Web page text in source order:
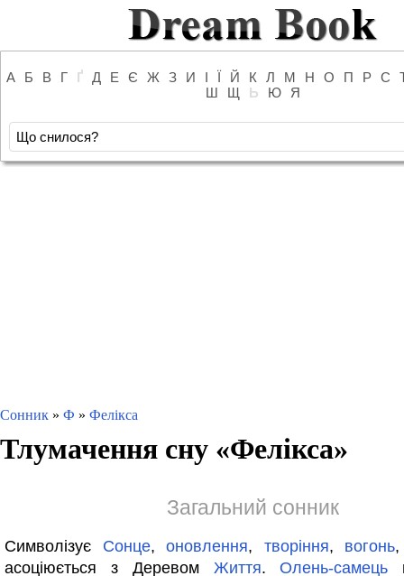
А Б В Г Ґ Д Е Є Ж З И І Ї Й К Л М Н О П Р С
Ш
Щ Ь Ю Я
Сонник » Ф » Фелікса
Тлумачення сну «Фелікса»
Загальний сонник
Символізує Сонце, оновлення, творіння, вогонь
асоціюється з Деревом Життя.Олень-самець